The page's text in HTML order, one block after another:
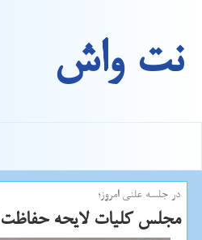
نت واش
در جلسه علنی امروز؛
مجلس كلیات لایحه